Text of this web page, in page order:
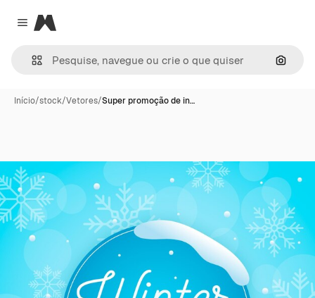
Close menu
Magnific
Início/stock/Vetores/Super promoção de in…